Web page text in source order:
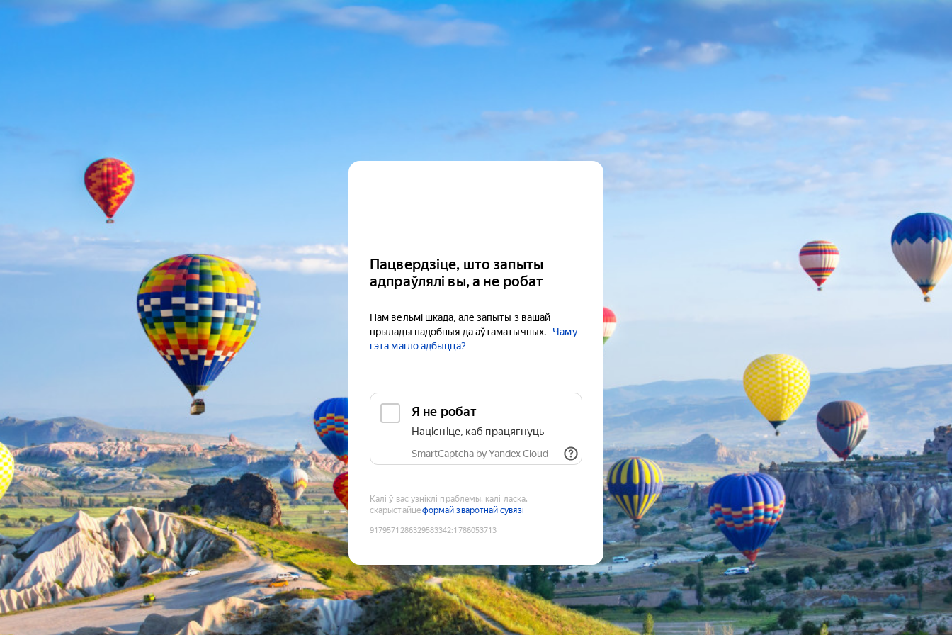
Пацвердзіце, што запыты
адпраўлялі вы, а не робат
Нам вельмі шкада, але запыты з вашай
прылады падобныя да аўтаматычных.
Чаму
гэта магло адбыцца?
Я не робат
Націсніце, каб працягнуць
SmartCaptcha by Yandex Cloud
Калі ў вас узніклі праблемы, калі ласка,
скарыстайцеформай зваротнай сувязі
9179571286329583342:1786053713